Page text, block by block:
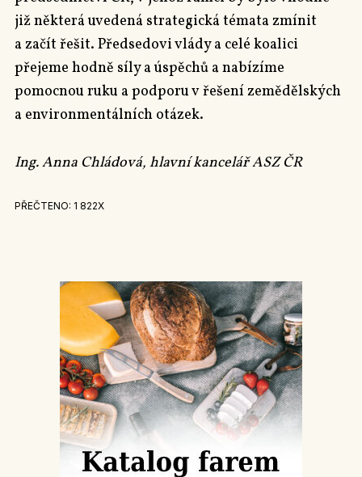
již některá uvedená strategická témata zmínit
a začít řešit. Předsedovi vlády a celé koalici
přejeme hodně síly a úspěchů a nabízíme
pomocnou ruku a podporu v řešení zemědělských
a environmentálních otázek.
Ing. Anna Chládová, hlavní kancelář ASZ ČR
PŘEČTENO: 1 822X